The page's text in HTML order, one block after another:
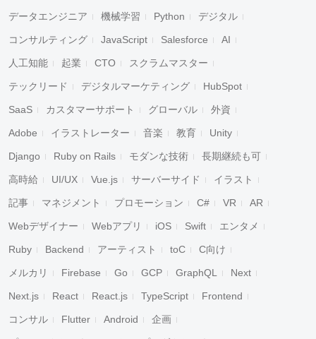
データエンジニア 機械学習 Python デジタル
コンサルティング JavaScript Salesforce AI
人工知能 起業 CTO スクラムマスター
テックリード デジタルマーケティング HubSpot
SaaS カスタマーサポート グローバル 外資
Adobe イラストレーター 音楽 教育 Unity
Django Ruby on Rails モダンな技術 長期継続も可
高時給 UI/UX Vue.js サーバーサイド イラスト
記事 マネジメント プロモーション C# VR AR
Webデザイナー Webアプリ iOS Swift エンタメ
Ruby Backend アーティスト toC C向け
メルカリ Firebase Go GCP GraphQL Next
Next.js React React.js TypeScript Frontend
コンサル Flutter Android 企画